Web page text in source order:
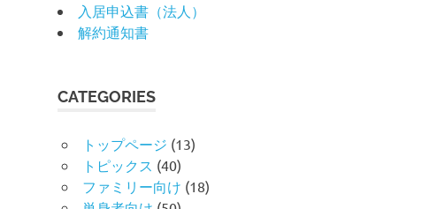
入居申込書（法人）
解約通知書
CATEGORIES
トップページ (13)
トピックス (40)
ファミリー向け (18)